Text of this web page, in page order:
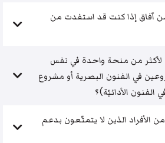
آفاق إذا كنت قد استفدت من
من منحة واحدة في نفس
في الفنون البصرية أو مشروع
الفنون الأدائيّة)؟
الأفراد الذين لا يتمتّعون بدعم